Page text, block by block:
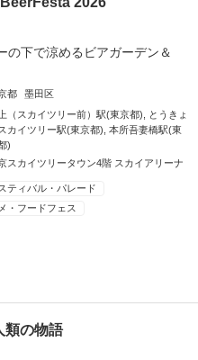
の下で涼めるビアガーデン＆
都
墨田区
（スカイツリー前）駅(東京都)
とうきょ
カイツリー駅(東京都) ,本所吾妻橋駅(東
)
スカイツリータウン4階 スカイアリーナ
ティバル・パレード
・フードフェス
類の物語